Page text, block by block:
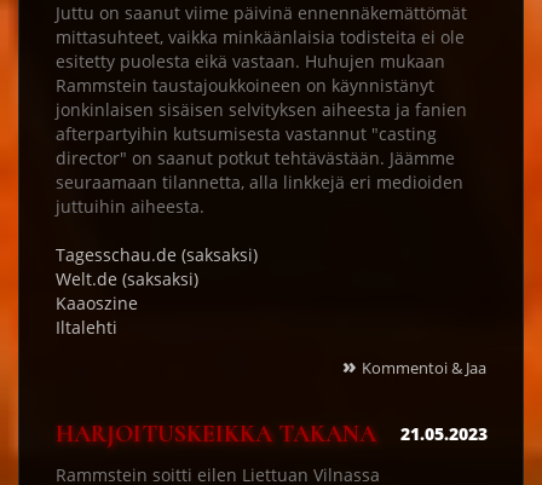
Juttu on saanut viime päivinä ennennäkemättömät
mittasuhteet, vaikka minkäänlaisia todisteita ei ole
esitetty puolesta eikä vastaan. Huhujen mukaan
Rammstein taustajoukkoineen on käynnistänyt
jonkinlaisen sisäisen selvityksen aiheesta ja fanien
afterpartyihin kutsumisesta vastannut "casting
director" on saanut potkut tehtävästään. Jäämme
seuraamaan tilannetta, alla linkkejä eri medioiden
juttuihin aiheesta.
Tagesschau.de (saksaksi)
Welt.de (saksaksi)
Kaaoszine
Iltalehti
» Kommentoi & Jaa
HARJOITUSKEIKKA TAKANA
21.05.2023
Rammstein soitti eilen Liettuan Vilnassa